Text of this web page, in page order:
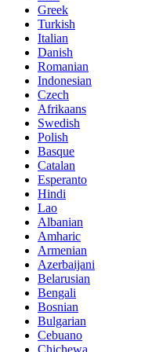
Greek
Turkish
Italian
Danish
Romanian
Indonesian
Czech
Afrikaans
Swedish
Polish
Basque
Catalan
Esperanto
Hindi
Lao
Albanian
Amharic
Armenian
Azerbaijani
Belarusian
Bengali
Bosnian
Bulgarian
Cebuano